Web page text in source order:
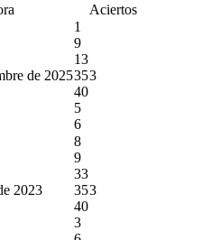
Aciertos
de 2025
1
9
13
35
40
5
6
3
2023
8
9
33
35
40
3
3